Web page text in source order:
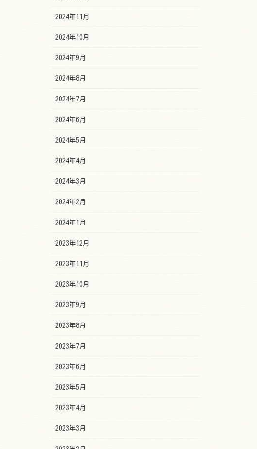
2024年11月
2024年10月
2024年9月
2024年8月
2024年7月
2024年6月
2024年5月
2024年4月
2024年3月
2024年2月
2024年1月
2023年12月
2023年11月
2023年10月
2023年9月
2023年8月
2023年7月
2023年6月
2023年5月
2023年4月
2023年3月